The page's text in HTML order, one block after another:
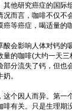
其他研究癌症的国际
况而言，咖啡不仅不
癌等癌症，喝适量的
酸会影响人体对钙的
的咖啡(大约一天
分流失了钙，但也
。
个因人而异。第一
有关。只是生理期